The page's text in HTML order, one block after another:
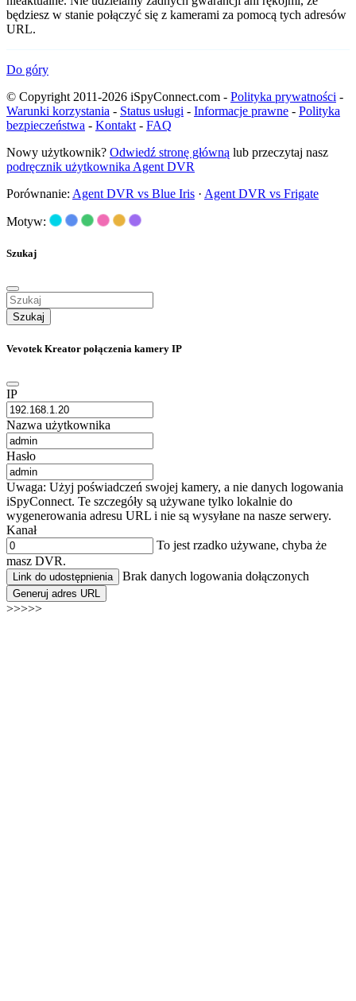
będziesz w stanie połączyć się z kamerami za pomocą tych adresów
URL.
Do góry
© Copyright 2011-2026 iSpyConnect.com - Polityka prywatności -
Warunki korzystania - Status usługi - Informacje prawne - Polityka
bezpieczeństwa - Kontakt - FAQ
Nowy użytkownik? Odwiedź stronę główną lub przeczytaj nasz
podręcznik użytkownika Agent DVR
Porównanie: Agent DVR vs Blue Iris · Agent DVR vs Frigate
Motyw:
Szukaj
Szukaj
Vevotek Kreator połączenia kamery IP
IP
Nazwa użytkownika
Hasło
Uwaga: Użyj poświadczeń swojej kamery, a nie danych logowania
iSpyConnect. Te szczegóły są używane tylko lokalnie do
wygenerowania adresu URL i nie są wysyłane na nasze serwery.
Kanał
To jest rzadko używane, chyba że
masz DVR.
Link do udostępnienia Brak danych logowania dołączonych
Generuj adres URL
>>>>>